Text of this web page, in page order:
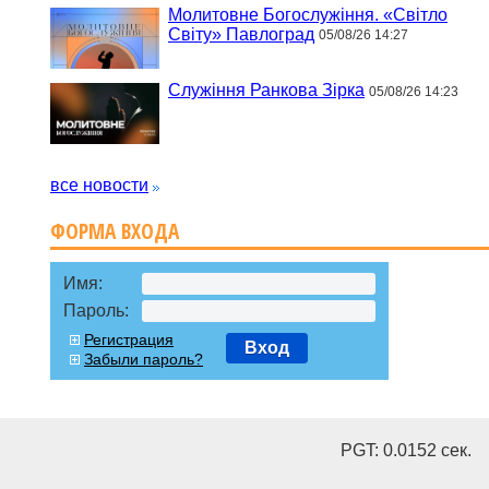
Молитовне Богослужіння. «Світло
Світу» Павлоград 05/08/26 14:27
Служіння Ранкова Зірка 05/08/26 14:23
все новости
ФОРМА ВХОДА
Имя:
Пароль:
Регистрация
Забыли пароль?
Вход
PGT: 0.0152 cек.